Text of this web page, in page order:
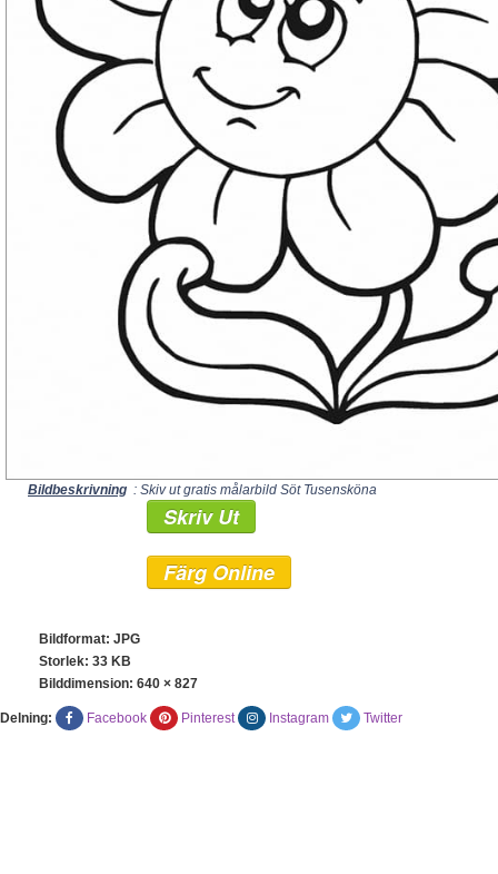
Bildbeskrivning : Skiv ut gratis målarbild Söt Tusensköna
Skriv Ut
Färg Online
Bildformat: JPG
Storlek: 33 KB
Bilddimension: 640 × 827
Delning: Facebook Pinterest Instagram Twitter